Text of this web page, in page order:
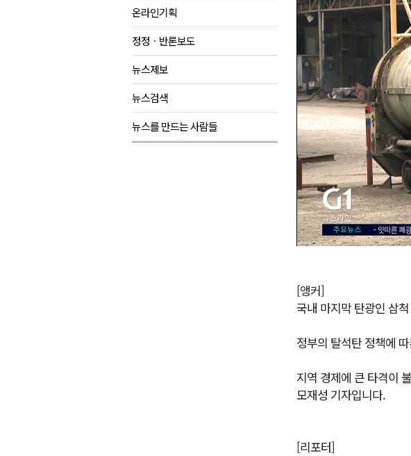
온라인기획
정정ㆍ반론보도
뉴스제보
뉴스검색
뉴스를 만드는 사람들
[앵커]
국내 마지막 탄광인 삼
정부의 탈석탄 정책에
지역 경제에 큰 타격이
모재성 기자입니다.
[리포터]